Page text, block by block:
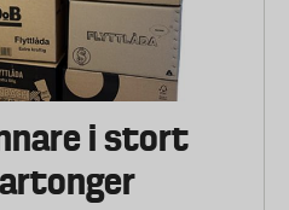
i stort